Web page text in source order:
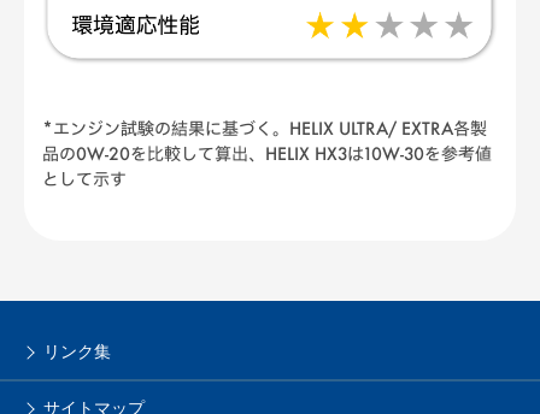
*エンジン試験の結果に基づく。HELIX ULTRA/ EXTRA各製
品の0W-20を比較して算出、HELIX HX3は10W-30を参考値
として示す
リンク集
サイトマップ